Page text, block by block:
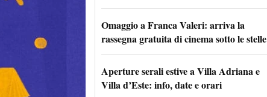
Omaggio a Franca Valeri: arriva la
rassegna gratuita di cinema sotto le stelle
Aperture serali estive a Villa Adriana e
Villa d’Este: info, date e orari